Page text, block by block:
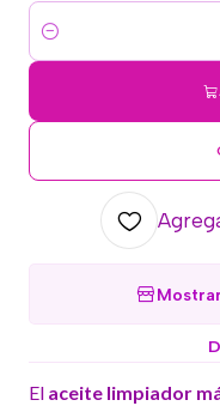
Cantidad
El aceite limpiador